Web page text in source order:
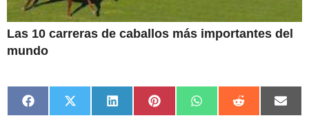
Las 10 carreras de caballos más importantes del
mundo
Compartir
en
Compartir
en
Compartir
en
Compartir
en
Compartir
en
Compartir
en
en